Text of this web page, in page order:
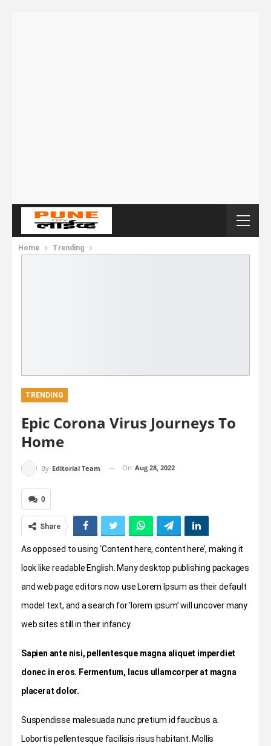
Home Trending
TRENDING
Epic Corona Virus Journeys To
Home
By Editorial Team On Aug 28, 2022
0
Share
As opposed to using ‘Content here, content here’, making it
look like readable English. Many desktop publishing packages
and web page editors now use Lorem Ipsum as their default
model text, and a search for ‘lorem ipsum’ will uncover many
web sites still in their infancy.
Sapien ante nisi, pellentesque magna aliquet imperdiet
donec in eros. Fermentum, lacus ullamcorper at magna
placerat dolor.
Suspendisse malesuada nunc pretium id faucibus a.
Lobortis pellentesque facilisis risus habitant. Mollis